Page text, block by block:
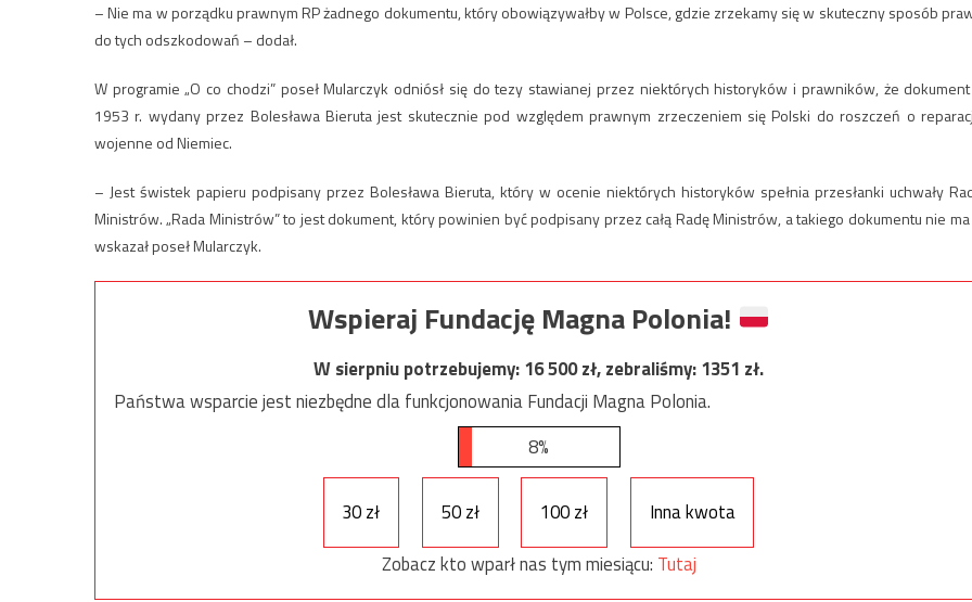
– Nie ma w porządku prawnym RP żadnego dokumentu, który obowiązywałby w Polsce, gdzie zrzekamy się w skuteczny sposób
do tych odszkodowań – dodał.
W programie „O co chodzi” poseł Mularczyk odniósł się do tezy stawianej przez niektórych historyków i prawników, że
1953 r. wydany przez Bolesława Bieruta jest skutecznie pod względem prawnym zrzeczeniem się Polski do roszczeń o
wojenne od Niemiec.
– Jest świstek papieru podpisany przez Bolesława Bieruta, który w ocenie niektórych historyków spełnia przesłanki uchwały
Ministrów. „Rada Ministrów” to jest dokument, który powinien być podpisany przez całą Radę Ministrów, a takiego dokumentu nie
wskazał poseł Mularczyk.
Wspieraj Fundację Magna Polonia!
W sierpniu potrzebujemy:16 500zł, zebraliśmy:1351 zł.
Państwa wsparcie jest niezbędne dla funkcjonowania Fundacji Magna Polonia.
8%
30 zł 50 zł 100 zł
Inna kwota
Zobacz kto wparł nas tym miesiącu: Tutaj